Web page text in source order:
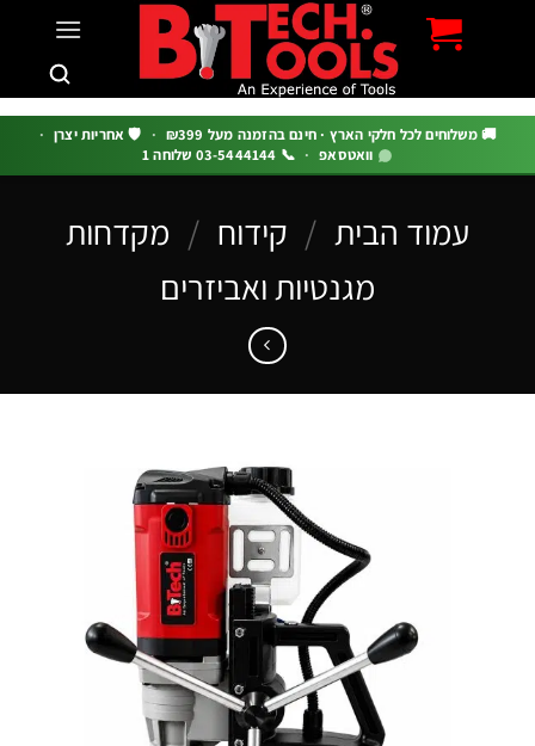
משלוחים לכל חלקי הארץ · חינם בהזמנה מעל ₪399 · 🛡️ אחריות יצרן ·
וואטסאפ · 📞 03-5444144 שלוחה 1
עמוד הבית / קידוח /
מקדחות
מגנטיות ואביזרים